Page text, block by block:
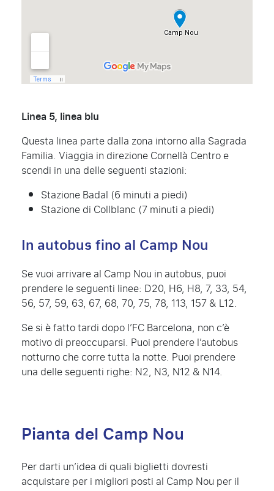
Linea 5, linea blu
Questa linea parte dalla zona intorno alla Sagrada
Familia. Viaggia in direzione Cornellà Centro e
scendi in una delle seguenti stazioni:
Stazione Badal (6 minuti a piedi)
Stazione di Collblanc (7 minuti a piedi)
In autobus fino al Camp Nou
Se vuoi arrivare al Camp Nou in autobus, puoi
prendere le seguenti linee: D20, H6, H8, 7, 33, 54,
56, 57, 59, 63, 67, 68, 70, 75, 78, 113, 157 & L12.
Se si è fatto tardi dopo l’FC Barcelona, non c’è
motivo di preoccuparsi. Puoi prendere l’autobus
notturno che corre tutta la notte. Puoi prendere
una delle seguenti righe: N2, N3, N12 & N14.
Pianta del Camp Nou
Per darti un’idea di quali biglietti dovresti
acquistare per i migliori posti al Camp Nou per il